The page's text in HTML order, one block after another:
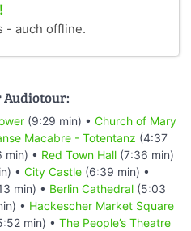
- auch offline.
Audiotour:
(9:29 min) • Church of Mary
Macabre - Totentanz (4:37
min) • Red Town Hall (7:36 min)
• City Castle (6:39 min) •
min) • Berlin Cathedral (5:03
• Hackescher Market Square
min) • The People’s Theatre